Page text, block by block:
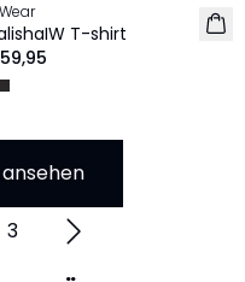
T-shirt
3